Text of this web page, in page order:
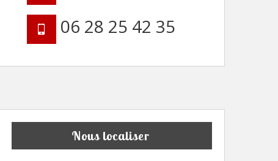
06 28 25 42 35
Nous localiser